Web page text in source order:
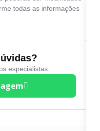
todas as informações
especialistas.